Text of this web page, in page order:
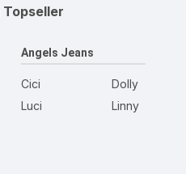
Topseller
Angels Jeans
Cici
Luci
Dolly
Linny